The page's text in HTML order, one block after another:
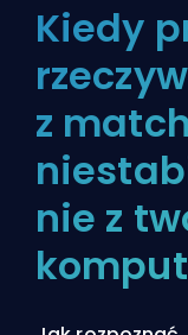
Kiedy
z
nie z